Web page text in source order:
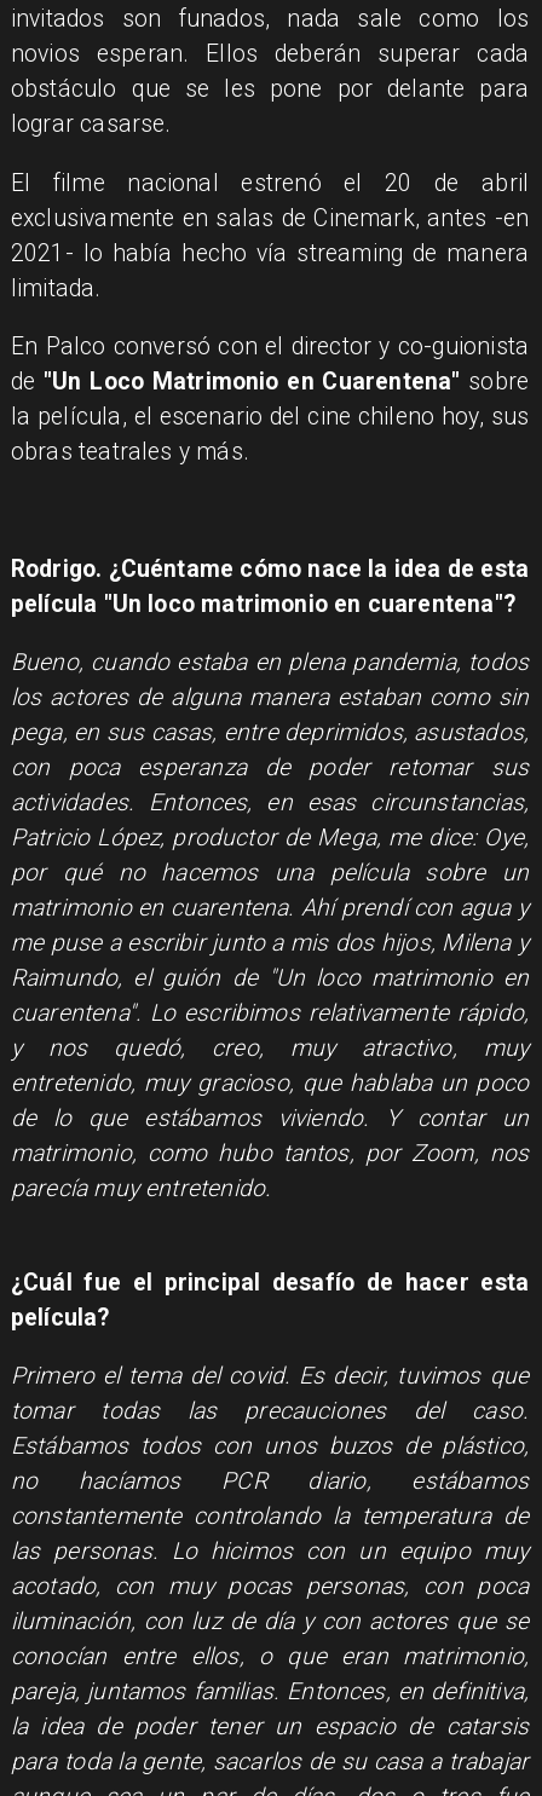
invitados son funados, nada sale como los
novios esperan. Ellos deberán superar cada
obstáculo que se les pone por delante para
lograr casarse.
El filme nacional estrenó el 20 de abril
exclusivamente en salas de Cinemark, antes -en
2021- lo había hecho vía streaming de manera
limitada.
En Palco conversó con el director y co-guionista
de "Un Loco Matrimonio en Cuarentena" sobre
la película, el escenario del cine chileno hoy, sus
obras teatrales y más.
Rodrigo. ¿Cuéntame cómo nace la idea de esta
película "Un loco matrimonio en cuarentena"?
Bueno, cuando estaba en plena pandemia, todos
los actores de alguna manera estaban como sin
pega, en sus casas, entre deprimidos, asustados,
con poca esperanza de poder retomar sus
actividades. Entonces, en esas circunstancias,
Patricio López, productor de Mega, me dice: Oye,
por qué no hacemos una película sobre un
matrimonio en cuarentena. Ahí prendí con agua y
me puse a escribir junto a mis dos hijos, Milena y
Raimundo, el guión de "Un loco matrimonio en
cuarentena". Lo escribimos relativamente rápido,
y nos quedó, creo, muy atractivo, muy
entretenido, muy gracioso, que hablaba un poco
de lo que estábamos viviendo. Y contar un
matrimonio, como hubo tantos, por Zoom, nos
parecía muy entretenido.
¿Cuál fue el principal desafío de hacer esta
película?
Primero el tema del covid. Es decir, tuvimos que
tomar todas las precauciones del caso.
Estábamos todos con unos buzos de plástico,
no hacíamos PCR diario, estábamos
constantemente controlando la temperatura de
las personas. Lo hicimos con un equipo muy
acotado, con muy pocas personas, con poca
iluminación, con luz de día y con actores que se
conocían entre ellos, o que eran matrimonio,
pareja, juntamos familias. Entonces, en definitiva,
la idea de poder tener un espacio de catarsis
para toda la gente, sacarlos de su casa a trabajar